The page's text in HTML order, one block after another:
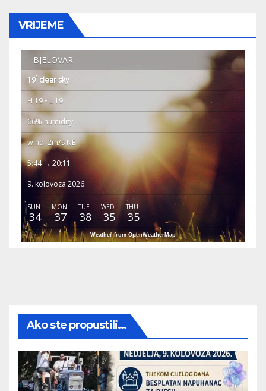
VRIJEME
BJELOVAR
19° clear sky
H 19 • L 19
66% humidity
wind: 2m/s NE
5:44 → 20:11
9. kolovoza 2026.
SUN
34
MON
37
TUE
38
WED
35
THU
35
Weather from OpenWeatherMap
Ako ste propustili...